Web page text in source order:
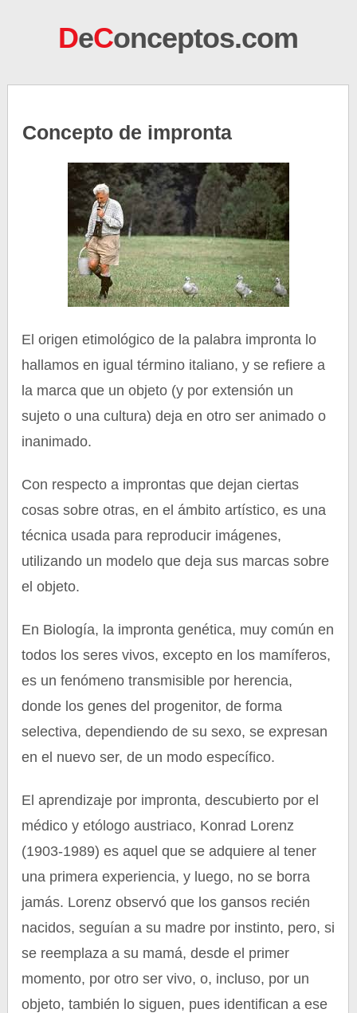
DeConceptos.com
Concepto de impronta
El origen etimológico de la palabra impronta lo
hallamos en igual término italiano, y se refiere a
la marca que un objeto (y por extensión un
sujeto o una cultura) deja en otro ser animado o
inanimado.
Con respecto a improntas que dejan ciertas
cosas sobre otras, en el ámbito artístico, es una
técnica usada para reproducir imágenes,
utilizando un modelo que deja sus marcas sobre
el objeto.
En Biología, la impronta genética, muy común en
todos los seres vivos, excepto en los mamíferos,
es un fenómeno transmisible por herencia,
donde los genes del progenitor, de forma
selectiva, dependiendo de su sexo, se expresan
en el nuevo ser, de un modo específico.
El aprendizaje por impronta, descubierto por el
médico y etólogo austriaco, Konrad Lorenz
(1903-1989) es aquel que se adquiere al tener
una primera experiencia, y luego, no se borra
jamás. Lorenz observó que los gansos recién
nacidos, seguían a su madre por instinto, pero, si
se reemplaza a su mamá, desde el primer
momento, por otro ser vivo, o, incluso, por un
objeto, también lo siguen, pues identifican a ese